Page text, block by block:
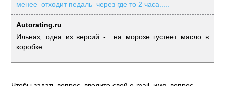
менее отходит педаль через где то 2 часа.....
Autorating.ru
Ильназ, одна из версий - на морозе густеет масло в
коробке.